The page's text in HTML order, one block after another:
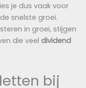
je dus vaak voor
snelste groei.
in groei, stijgen
die veel dividend
bij